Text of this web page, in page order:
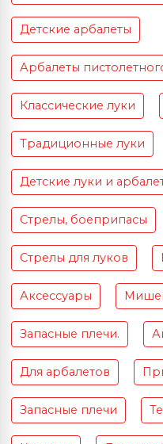
Детские арбалеты
Арбалеты
Классические луки
Традиционные луки
Детские луки и
Стрелы, боеприпасы
Стрелы для луков
Аксессуары
Запасные плечи.
Для арбалетов
Запасные плечи